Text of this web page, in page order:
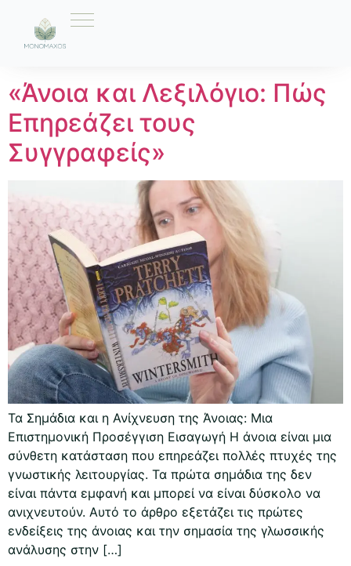
Ετικέτα:
«Άνοια και Λεξιλόγιο: Πώς
Επηρεάζει τους
Συγγραφείς»
Τα Σημάδια και η Ανίχνευση της Άνοιας: Μια
Επιστημονική Προσέγγιση Εισαγωγή Η άνοια είναι μια
σύνθετη κατάσταση που επηρεάζει πολλές πτυχές της
γνωστικής λειτουργίας. Τα πρώτα σημάδια της δεν
είναι πάντα εμφανή και μπορεί να είναι δύσκολο να
ανιχνευτούν. Αυτό το άρθρο εξετάζει τις πρώτες
ενδείξεις της άνοιας και την σημασία της γλωσσικής
ανάλυσης στην […]